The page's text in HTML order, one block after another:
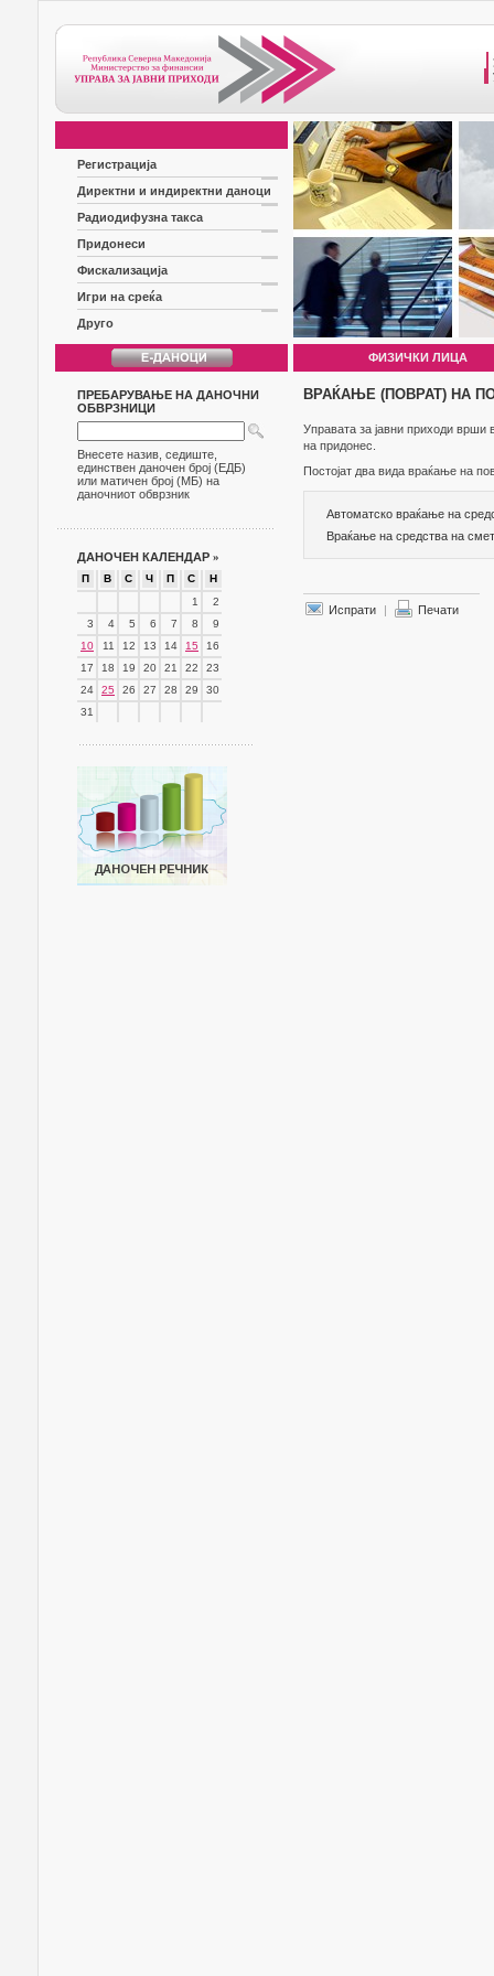
Регистрација
Директни и индиректни даноци
Радиодифузна такса
Придонеси
Фискализација
Игри на среќа
Друго
ФИЗИЧКИ ЛИЦА
ПРЕБАРУВАЊЕ НА ДАНОЧНИ
ОБВРЗНИЦИ
Внесете назив, седиште,
единствен даночен број (ЕДБ)
или матичен број (МБ) на
даночниот обврзник
ДАНОЧЕН КАЛЕНДАР »
П В С Ч П С
Н
1
2
3
4 5 6 7 8
9
10
11 12 13 14 15
16
17
18 19 20 21 22
23
24
25 26 27 28 29
30
31
ВРАЌАЊЕ (ПОВРАТ) НА
Управата за јавни приходи врши
на придонес.
Постојат два вида враќање на
Автоматско враќање на
Враќање на средства на
Испрати | Печати